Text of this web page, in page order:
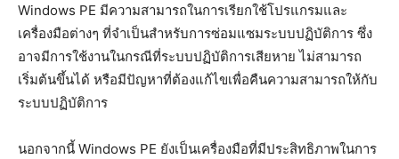
Windows PE มีความสามารถในการเรียกใช้โปรแกรมและ
เครื่องมือต่างๆ ที่จำเป็นสำหรับการซ่อมแซมระบบปฏิบัติการ ซึ่ง
อาจมีการใช้งานในกรณีที่ระบบปฏิบัติการเสียหาย ไม่สามารถ
เริ่มต้นขึ้นได้ หรือมีปัญหาที่ต้องแก้ไขเพื่อคืนความสามารถให้กับ
ระบบปฏิบัติการ
นอกจากนี้ Windows PE ยังเป็นเครื่องมือที่มีประสิทธิภาพในการ